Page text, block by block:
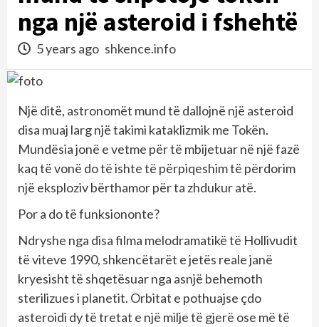
nga një asteroid i fshehtë
5 years ago shkence.info
Një ditë, astronomët mund të dallojnë një asteroid
disa muaj larg një takimi kataklizmik me Tokën.
Mundësia jonë e vetme për të mbijetuar në një fazë
kaq të vonë do të ishte të përpiqeshim të përdorim
një eksploziv bërthamor për ta zhdukur atë.
Por a do të funksiononte?
Ndryshe nga disa filma melodramatikë të Hollivudit
të viteve 1990, shkencëtarët e jetës reale janë
kryesisht të shqetësuar nga asnjë behemoth
sterilizues i planetit. Orbitat e pothuajse çdo
asteroidi dy të tretat e një milje të gjerë ose më të